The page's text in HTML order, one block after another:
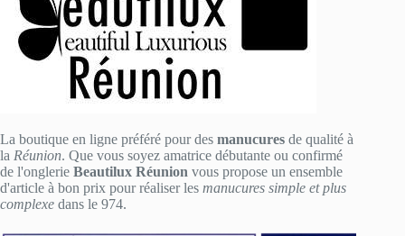
La boutique en ligne préféré pour des manucures de qualité à
la Réunion. Que vous soyez amatrice débutante ou confirmé
de l'onglerie Beautilux Réunion vous propose un ensemble
d'article à bon prix pour réaliser les manucures simple et plus
complexe dans le 974.